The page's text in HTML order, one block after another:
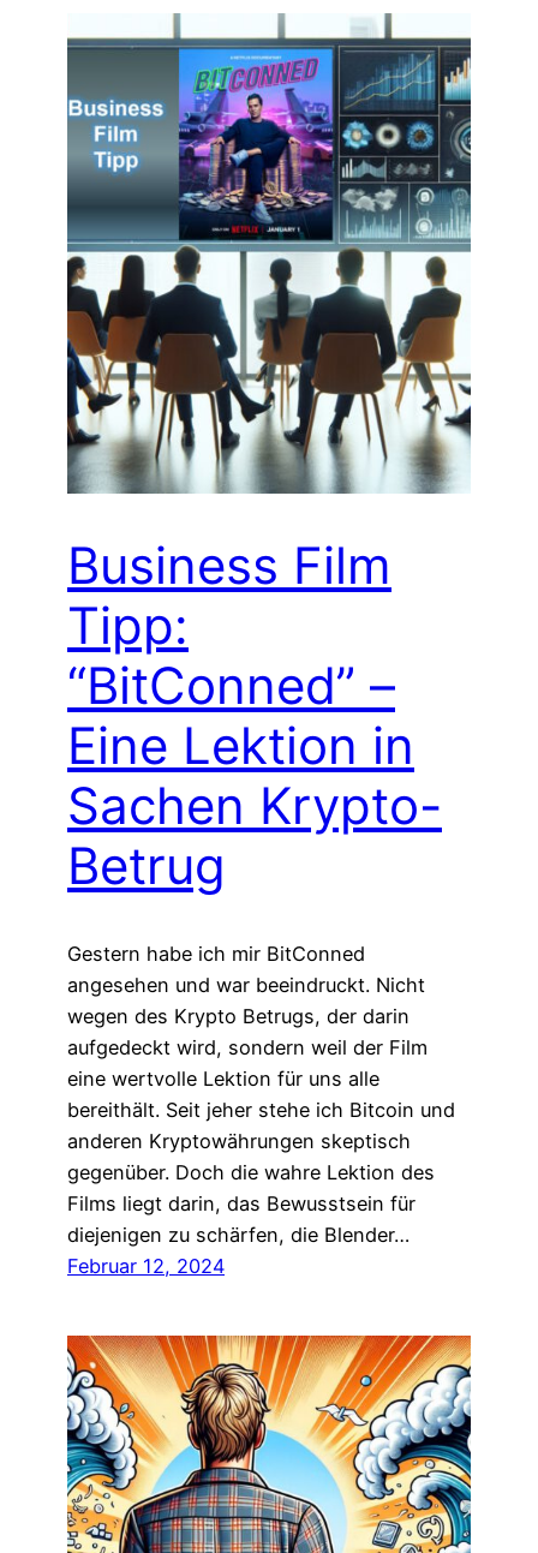
Business Film
Tipp:
“BitConned” –
Eine Lektion in
Sachen Krypto-
Betrug
Gestern habe ich mir BitConned
angesehen und war beeindruckt. Nicht
wegen des Krypto Betrugs, der darin
aufgedeckt wird, sondern weil der Film
eine wertvolle Lektion für uns alle
bereithält. Seit jeher stehe ich Bitcoin und
anderen Kryptowährungen skeptisch
gegenüber. Doch die wahre Lektion des
Films liegt darin, das Bewusstsein für
diejenigen zu schärfen, die Blender…
Februar 12, 2024